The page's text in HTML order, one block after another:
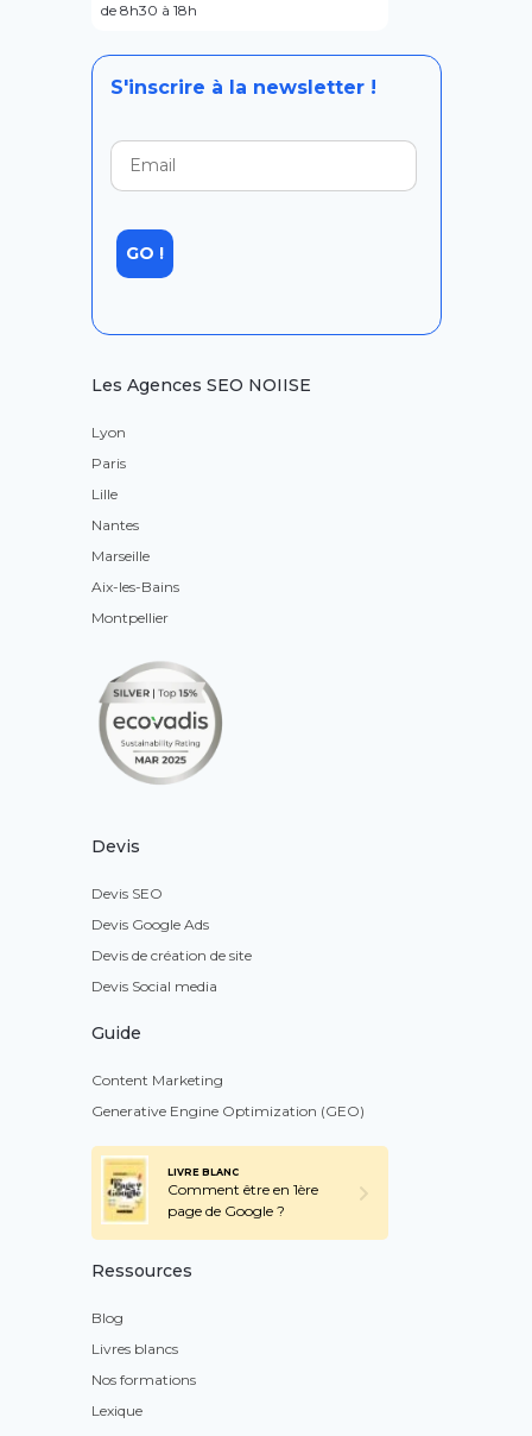
de 8h30 à 18h
S'inscrire à la newsletter !
Les Agences SEO NOIISE
Lyon
Paris
Lille
Nantes
Marseille
Aix-les-Bains
Montpellier
Devis
Devis SEO
Devis Google Ads
Devis de création de site
Devis Social media
Guide
Content Marketing
Generative Engine Optimization (GEO)
LIVRE BLANC
Comment être en 1ère
page de Google ?
Ressources
Blog
Livres blancs
Nos formations
Lexique